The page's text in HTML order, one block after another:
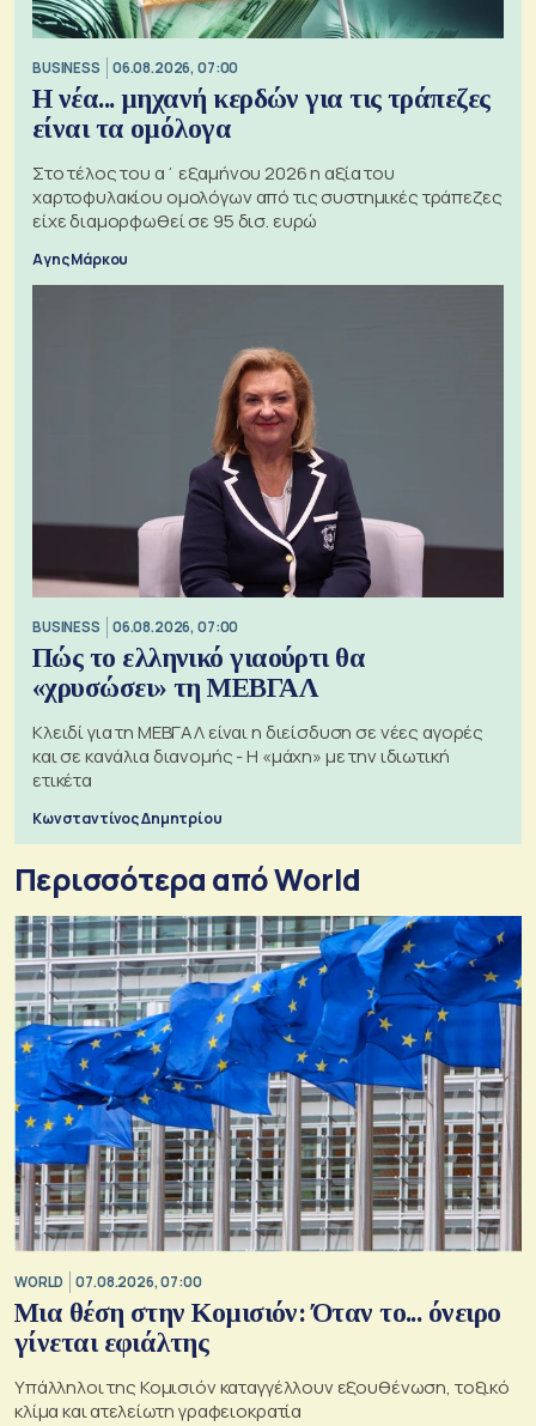
BUSINESS 06.08.2026, 07:00
Η νέα... μηχανή κερδών για τις τράπεζες
είναι τα ομόλογα
Στο τέλος του α΄ εξαμήνου 2026 η αξία του
χαρτοφυλακίου ομολόγων από τις συστημικές τράπεζες
είχε διαμορφωθεί σε 95 δισ. ευρώ
Αγης Μάρκου
BUSINESS 06.08.2026, 07:00
Πώς το ελληνικό γιαούρτι θα
«χρυσώσει» τη ΜΕΒΓΑΛ
Κλειδί για τη ΜΕΒΓΑΛ είναι η διείσδυση σε νέες αγορές
και σε κανάλια διανομής - Η «μάχη» με την ιδιωτική
ετικέτα
Κωνσταντίνος Δημητρίου
Περισσότερα από World
WORLD 07.08.2026, 07:00
Μια θέση στην Κομισιόν: Όταν το... όνειρο
γίνεται εφιάλτης
Υπάλληλοι της Κομισιόν καταγγέλλουν εξουθένωση, τοξικό
κλίμα και ατελείωτη γραφειοκρατία